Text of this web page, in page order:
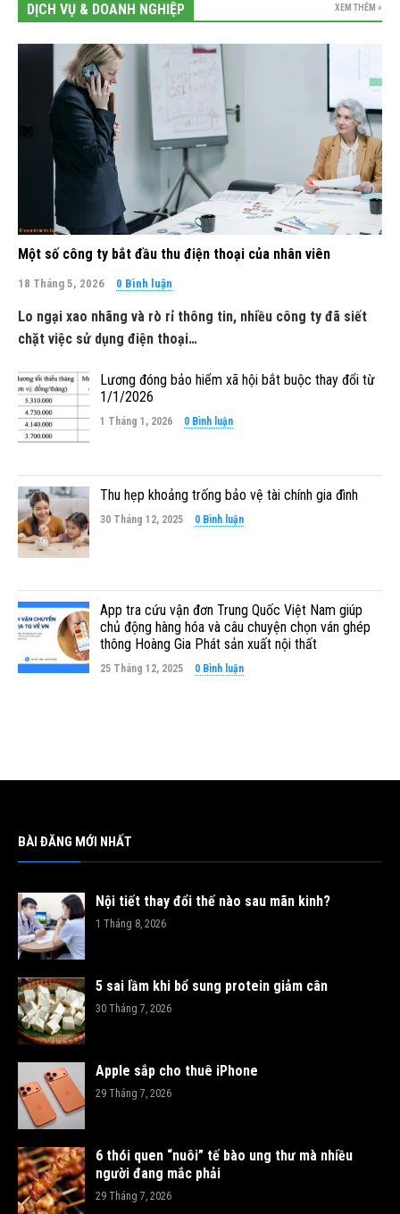
DỊCH VỤ & DOANH NGHIỆP XEM THÊM »
Một số công ty bắt đầu thu điện thoại của nhân viên
18 Tháng 5, 2026 0 Bình luận
Lo ngại xao nhãng và rò rỉ thông tin, nhiều công ty đã siết
chặt việc sử dụng điện thoại…
Lương đóng bảo hiểm xã hội bắt buộc thay đổi từ
1/1/2026
1 Tháng 1, 2026 0 Bình luận
Thu hẹp khoảng trống bảo vệ tài chính gia đình
30 Tháng 12, 2025 0 Bình luận
App tra cứu vận đơn Trung Quốc Việt Nam giúp
chủ động hàng hóa và câu chuyện chọn ván ghép
thông Hoàng Gia Phát sản xuất nội thất
25 Tháng 12, 2025 0 Bình luận
BÀI ĐĂNG MỚI NHẤT
Nội tiết thay đổi thế nào sau mãn kinh?
1 Tháng 8, 2026
5 sai lầm khi bổ sung protein giảm cân
30 Tháng 7, 2026
Apple sắp cho thuê iPhone
29 Tháng 7, 2026
6 thói quen “nuôi” tế bào ung thư mà nhiều
người đang mắc phải
29 Tháng 7, 2026